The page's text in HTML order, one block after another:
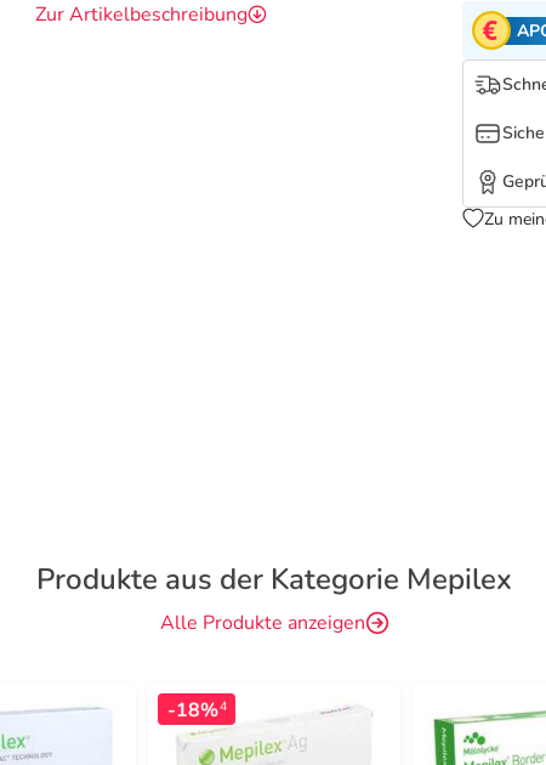
Zur Artikelbeschreibung
Zu
Produkte aus der Kategorie Mepilex
Alle Produkte anzeigen
-18%4